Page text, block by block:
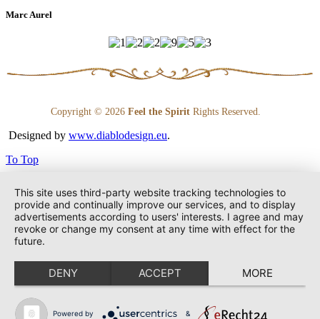
Marc Aurel
Copyright © 2026 Feel the Spirit Rights Reserved.
Designed by www.diablodesign.eu.
To Top
This site uses third-party website tracking technologies to
provide and continually improve our services, and to display
advertisements according to users' interests. I agree and may
revoke or change my consent at any time with effect for the
future.
DENY ACCEPT MORE
Powered by &